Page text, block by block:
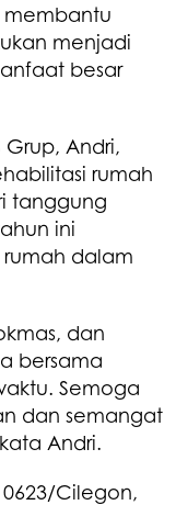
membantu
menjadi
besar
Grup, Andri,
rumah
tanggung
ini
dalam
dan
bersama
Semoga
dan semangat
Andri.
0623/Cilegon,